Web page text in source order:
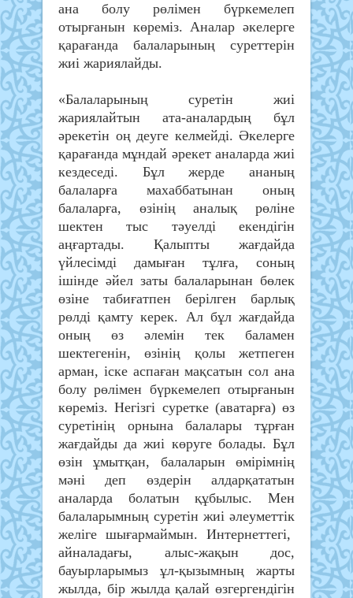
ана болу рөлімен бүркемелеп
отырғанын көреміз. Аналар әкелерге
қарағанда балаларының суреттерін
жиі жариялайды.
«Балаларының суретін жиі
жариялайтын ата-аналардың бұл
әрекетін оң деуге келмейді. Әкелерге
қарағанда мұндай әрекет аналарда жиі
кездеседі. Бұл жерде ананың
балаларға махаббатынан оның
балаларға, өзінің аналық рөліне
шектен тыс тәуелді екендігін
аңғартады. Қалыпты жағдайда
үйлесімді дамыған тұлға, соның
ішінде әйел заты балаларынан бөлек
өзіне табиғатпен берілген барлық
рөлді қамту керек. Ал бұл жағдайда
оның өз әлемін тек баламен
шектегенін, өзінің қолы жетпеген
арман, іске аспаған мақсатын сол ана
болу рөлімен бүркемелеп отырғанын
көреміз. Негізгі суретке (аватарға) өз
суретінің орнына балалары тұрған
жағдайды да жиі көруге болады. Бұл
өзін ұмытқан, балаларын өмірімнің
мәні деп өздерін алдарқататын
аналарда болатын құбылыс. Мен
балаларымның суретін жиі әлеуметтік
желіге шығармаймын. Интернеттегі,
айналадағы, алыс-жақын дос,
бауырларымыз ұл-қызымның жарты
жылда, бір жылда қалай өзгергендігін